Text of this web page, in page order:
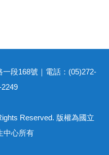
段168號｜電話：(05)272-
Reserved. 版權為國立
中心所有